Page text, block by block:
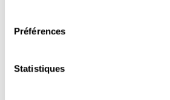
Préférences
Statistiques